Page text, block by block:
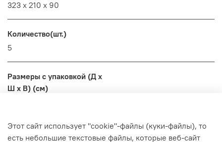
323 x 210 x 90
Количество(шт.)
5
Размеры с упаковкой (Д x
Ш x В) (см)
Вес с упаковкой (кг)
Этот сайт использует "cookie"-файлы (куки-файлы), то
есть небольшие текстовые файлы, которые веб-сайт